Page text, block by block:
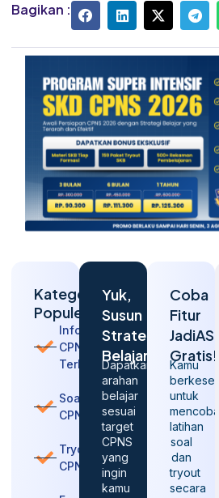
Bagikan :
Kategori
Populer
Informasi
CPNS
Terbaru
Soal
CPNS
Tryout
CPNS
Yuk,
Susun
Strategi
Belajarmu
Dapatkan
arahan
belajar
sesuai
target
CPNS
yang
ingin
kamu
Coba
Fitur
JadiASN
Gratis!
Kamu
untuk
mencoba
latihan
soal
dan
tryout
secara